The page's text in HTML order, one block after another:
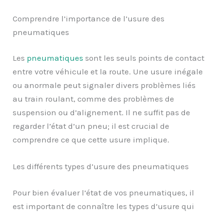
Comprendre l’importance de l’usure des
pneumatiques
Les pneumatiques sont les seuls points de contact
entre votre véhicule et la route. Une usure inégale
ou anormale peut signaler divers problèmes liés
au train roulant, comme des problèmes de
suspension ou d’alignement. Il ne suffit pas de
regarder l’état d’un pneu; il est crucial de
comprendre ce que cette usure implique.
Les différents types d’usure des pneumatiques
Pour bien évaluer l’état de vos pneumatiques, il
est important de connaître les types d’usure qui